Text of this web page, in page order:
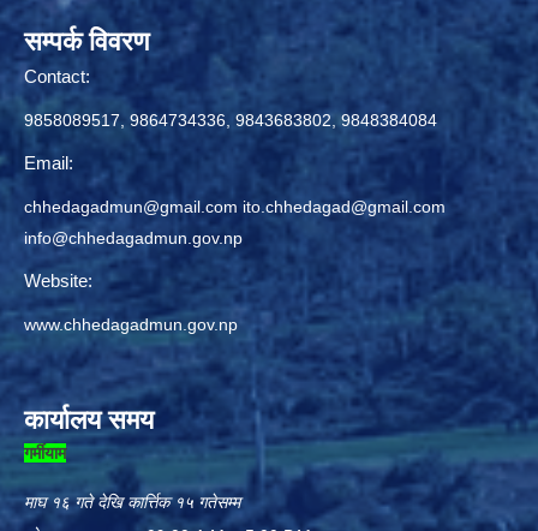
सम्पर्क विवरण
Contact:
9858089517, 9864734336, 9843683802, 9848384084
Email:
chhedagadmun@gmail.com ito.chhedagad@gmail.com
info@chhedagadmun.gov.np
Website:
www.chhedagadmun.gov.np
कार्यालय समय
गर्मीयाम
माघ १६ गते देखि कार्त्तिक १५ गतेसम्म